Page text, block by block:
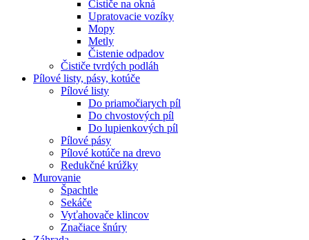
Čističe na okná
Upratovacie vozíky
Mopy
Metly
Čistenie odpadov
Čističe tvrdých podláh
Pílové listy, pásy, kotúče
Pílové listy
Do priamočiarych píl
Do chvostových píl
Do lupienkových píl
Pílové pásy
Pílové kotúče na drevo
Redukčné krúžky
Murovanie
Špachtle
Sekáče
Vyťahovače klincov
Značiace šnúry